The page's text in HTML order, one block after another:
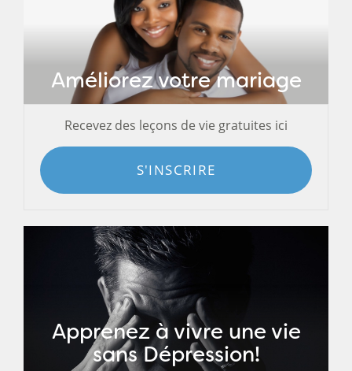
Améliorez votre mariage
Recevez des leçons de vie gratuites ici
S'INSCRIRE
Apprenez à vivre une vie
sans Dépression!